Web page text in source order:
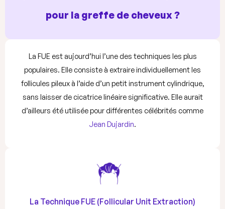
pour la greffe de cheveux ?
La FUE est aujourd’hui l’une des techniques les plus
populaires. Elle consiste à extraire individuellement les
follicules pileux à l’aide d’un petit instrument cylindrique,
sans laisser de cicatrice linéaire significative. Elle aurait
d’ailleurs été utilisée pour différentes célébrités comme
Jean Dujardin.
La Technique FUE (Follicular Unit Extraction)